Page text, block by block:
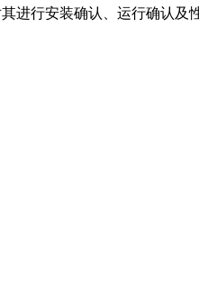
行安装确认、运行确认及